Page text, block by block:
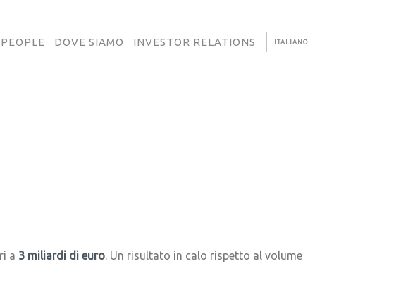
PEOPLE DOVE SIAMO INVESTOR RELATIONS ITALIANO
a 3 miliardi di euro. Un risultato in calo rispetto al volume